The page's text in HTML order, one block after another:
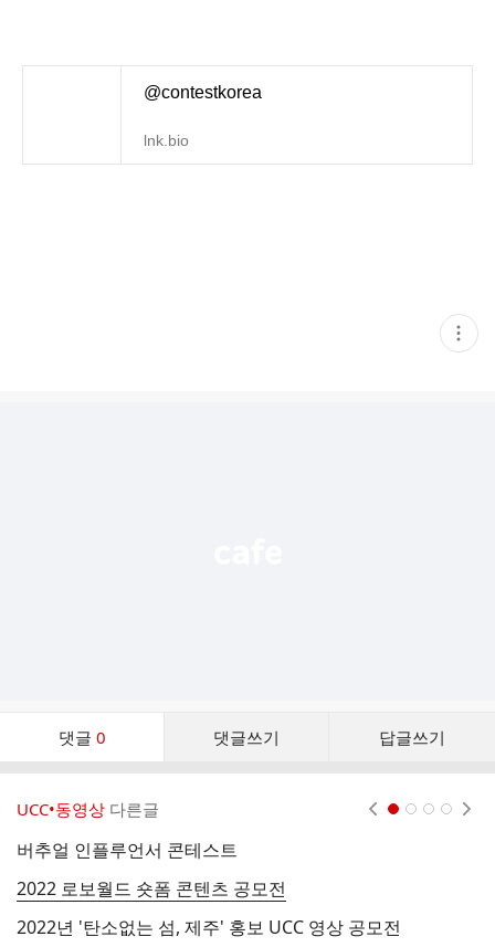
@contestkorea
lnk.bio
현
재
댓글 0 댓글쓰기 답글쓰기
댓
UCC•동영상 다른글
버추얼 인플루언서 콘테스트
2022 로보월드 숏폼 콘텐츠 공모전
2022년 '탄소없는 섬, 제주' 홍보 UCC 영상 공모전